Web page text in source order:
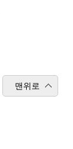
맨위로